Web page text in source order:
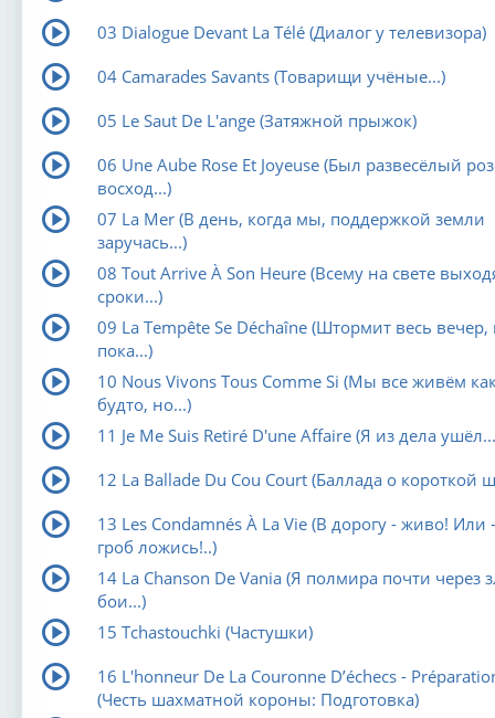
03 Dialogue Devant La Télé (Диалог у телевизора)
04 Camarades Savants (Товарищи учёные...)
05 Le Saut De L'ange (Затяжной прыжок)
06 Une Aube Rose Et Joyeuse (Был развесёлый
восход...)
07 La Mer (В день, когда мы, поддержкой земли
заручась...)
08 Tout Arrive À Son Heure (Всему на свете
сроки...)
09 La Tempête Se Déchaîne (Штормит весь вечер,
пока...)
10 Nous Vivons Tous Comme Si (Мы все живём
будто, но...)
11 Je Me Suis Retiré D'une Affaire (Я из дела
12 La Ballade Du Cou Court (Баллада о короткой
13 Les Condamnés À La Vie (В дорогу - живо! Или
гроб ложись!..)
14 La Chanson De Vania (Я полмира почти через
бои...)
15 Tchastouchki (Частушки)
16 L'honneur De La Couronne D’échecs -
(Честь шахматной короны: Подготовка)